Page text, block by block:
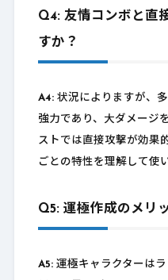
Q4: 友情コンボと直
すか？
A4:状況によりますが、
強力であり、大ダメージ
ストでは直接攻撃が効果
ごとの特性を理解して使
Q5: 運極作成のメリ
A5:運極キャラクターは